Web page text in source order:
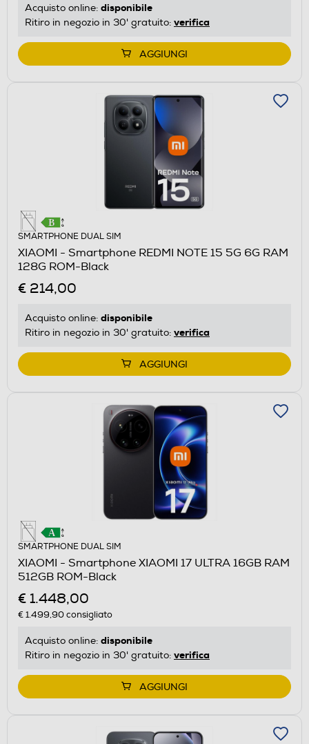
Acquisto online: disponibile
Ritiro in negozio in 30' gratuito: verifica
AGGIUNGI
SMARTPHONE DUAL SIM
XIAOMI - Smartphone REDMI NOTE 15 5G 6G RAM
128G ROM-Black
€ 214,00
Acquisto online: disponibile
Ritiro in negozio in 30' gratuito: verifica
AGGIUNGI
SMARTPHONE DUAL SIM
XIAOMI - Smartphone XIAOMI 17 ULTRA 16GB RAM
512GB ROM-Black
€ 1.448,00
€ 1.499,90consigliato
Acquisto online: disponibile
Ritiro in negozio in 30' gratuito: verifica
AGGIUNGI